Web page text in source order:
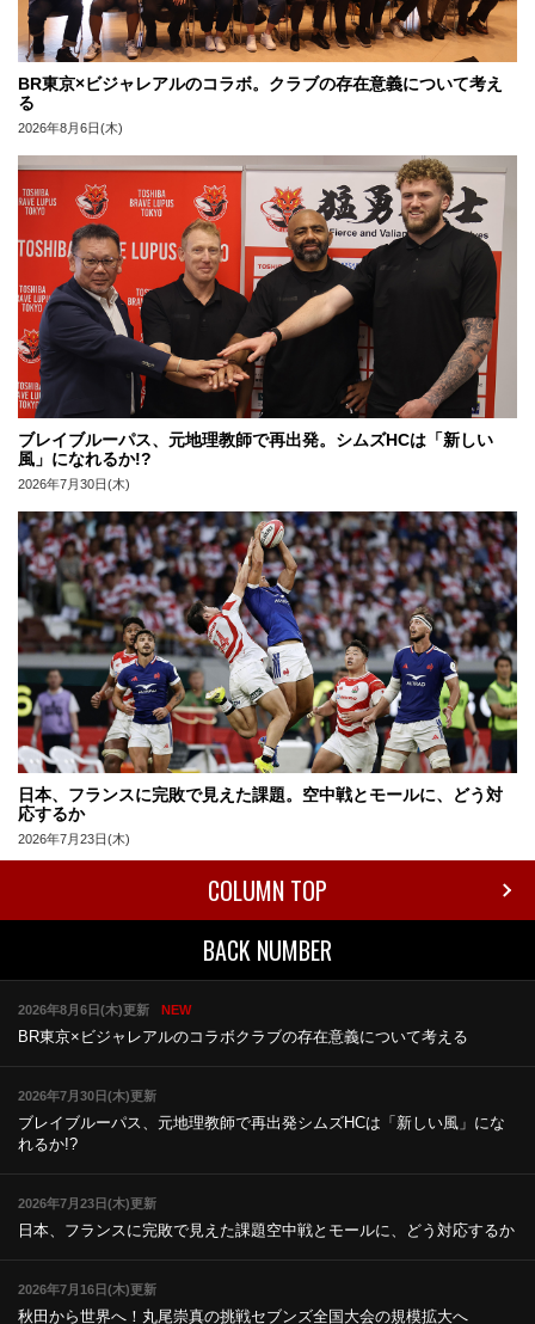
BR東京×ビジャレアルのコラボ。クラブの存在意義について考え
る
2026年8月6日(木)
ブレイブルーパス、元地理教師で再出発。シムズHCは「新しい
風」になれるか!?
2026年7月30日(木)
日本、フランスに完敗で見えた課題。空中戦とモールに、どう対
応するか
2026年7月23日(木)
COLUMN TOP
BACK NUMBER
2026年8月6日(木)更新 NEW
BR東京×ビジャレアルのコラボクラブの存在意義について考える
2026年7月30日(木)更新
ブレイブルーパス、元地理教師で再出発シムズHCは「新しい風」にな
れるか!?
2026年7月23日(木)更新
日本、フランスに完敗で見えた課題空中戦とモールに、どう対応するか
2026年7月16日(木)更新
秋田から世界へ！丸尾崇真の挑戦セブンズ全国大会の規模拡大へ